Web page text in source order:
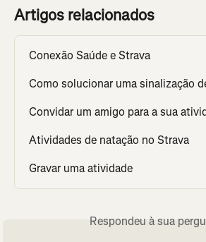
Artigos relacionados
Conexão Saúde e Strava
Como solucionar uma sinalização
Convidar um amigo para a sua
Atividades de natação no Strava
Gravar uma atividade
Respondeu à sua